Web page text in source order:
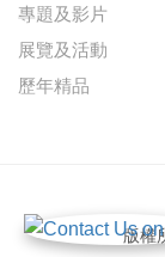
專題及影片
展覽及活動
歷年精品
版權